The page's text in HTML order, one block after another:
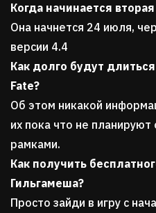
Когда начинается
Она начнется 24 июля,
версии 4.4
Как долго будут
Fate?
Об этом никакой
их пока что не
рамками.
Как получить
Гильгамеша?
Просто зайди в игру с